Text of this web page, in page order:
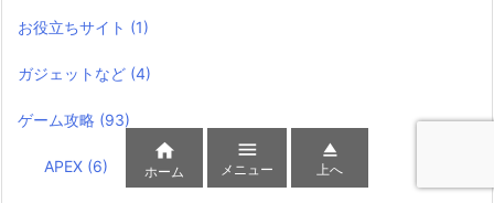
お役立ちサイト (1)
ガジェットなど (4)
ゲーム攻略 (93)
APEX (6)

ホーム

メニュー

上へ